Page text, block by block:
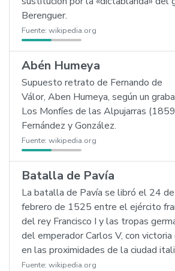
Berenguer.
Fuente: wikipedia.org
Abén Humeya
Supuesto retrato de Fernando de
Válor, Aben Humeya, según un
Los Monfíes de las Alpujarras
Fernández y González.
Fuente: wikipedia.org
Batalla de Pavía
La batalla de Pavía se libró el 24 de
febrero de 1525 entre el ejército
del rey Francisco I y las tropas
del emperador Carlos V, con
en las proximidades de la ciudad
Fuente: wikipedia.org